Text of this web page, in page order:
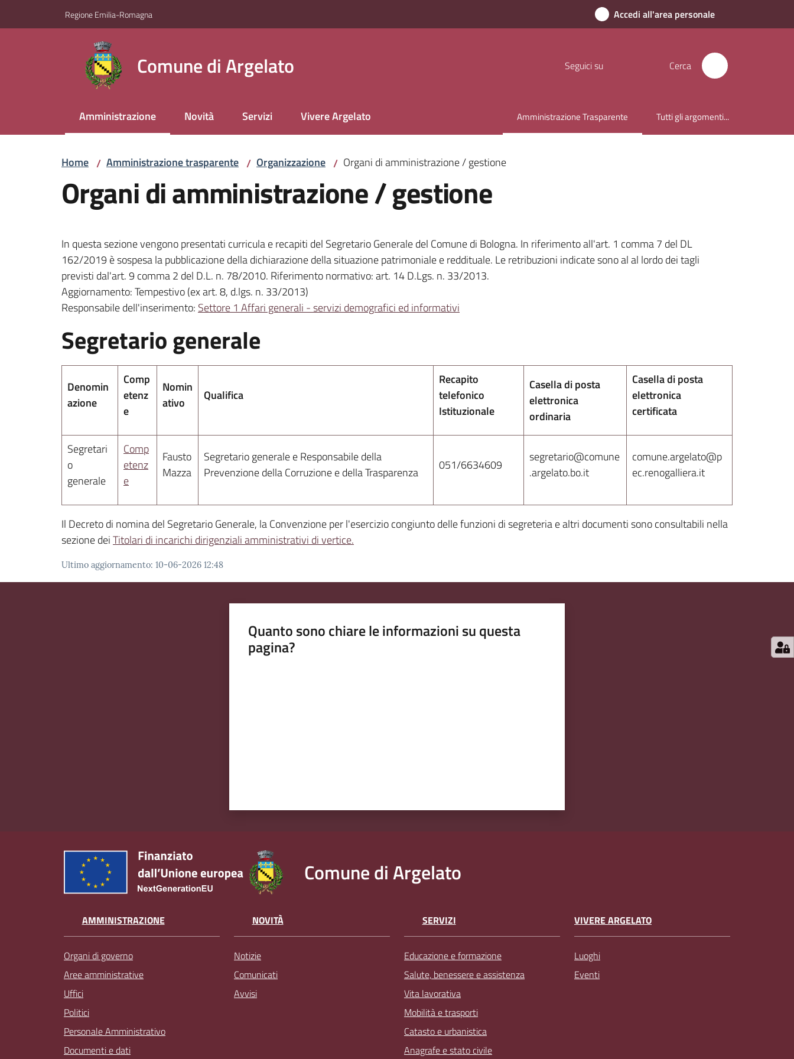
Regione Emilia-Romagna Accedi all'area personale
Comune di Argelato Seguici su Cerca
Amministrazione
Menu selezionato Novità Servizi Vivere Argelato Amministrazione Trasparente
Menu selezionato Tutti gli argomenti...
Home / Amministrazione trasparente / Organizzazione / Organi di amministrazione / gestione
Organi di amministrazione / gestione
In questa sezione vengono presentati curricula e recapiti del Segretario Generale del Comune di Bologna. In riferimento all'art. 1 comma 7 del DL
162/2019 è sospesa la pubblicazione della dichiarazione della situazione patrimoniale e reddituale. Le retribuzioni indicate sono al al lordo dei tagli
previsti dal'art. 9 comma 2 del D.L. n. 78/2010. Riferimento normativo: art. 14 D.Lgs. n. 33/2013.
Aggiornamento: Tempestivo (ex art. 8, d.lgs. n. 33/2013)
Responsabile dell'inserimento: Settore 1 Affari generali - servizi demografici ed informativi
Segretario generale
Denomin
azione
Comp
etenz
e
Nomin
ativo
Qualifica
Recapito
telefonico
Istituzionale
Casella di posta
elettronica
ordinaria
Casella di posta
elettronica
certificata
Segretari
o
generale
Comp
etenz
e
Fausto
Mazza
Segretario generale e Responsabile della
Prevenzione della Corruzione e della Trasparenza
051/6634609
segretario@comune
.argelato.bo.it
comune.argelato@p
ec.renogalliera.it
Il Decreto di nomina del Segretario Generale, la Convenzione per l'esercizio congiunto delle funzioni di segreteria e altri documenti sono consultabili nella
sezione deiTitolari di incarichi dirigenziali amministrativi di vertice.
Ultimo aggiornamento: 10-06-2026 12:48
Quanto sono chiare le informazioni su questa
pagina?
Comune di Argelato
AMMINISTRAZIONE
Organi di governo
Aree amministrative
Uffici
Politici
Personale Amministrativo
Documenti e dati
NOVITÀ
Notizie
Comunicati
Avvisi
SERVIZI
Educazione e formazione
Salute, benessere e assistenza
Vita lavorativa
Mobilità e trasporti
Catasto e urbanistica
Anagrafe e stato civile
VIVERE ARGELATO
Luoghi
Eventi